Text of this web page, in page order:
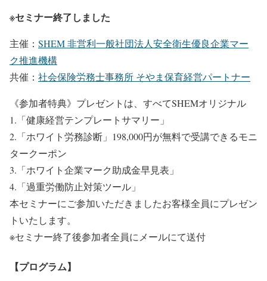
※セミナー終了しました
主催： SHEM 非営利一般社団法人安全衛生優良企業マー
ク推進機構
共催： 社会保険労務士事務所 そやま保育経営パートナー
《参加者特典》プレゼントは、すべてSHEMオリジナル
1.「健康経営テンプレートサマリー」
2.「ホワイト労務診断」198,000円が無料で受講できるモニ
タークーポン
3.「ホワイト企業マーク助成金早見表」
4.「過重労働防止対策ツール」
本セミナーにご参加いただきましたお客様全員にプレゼン
トいたします。
※セミナー終了後参加者全員にメールにて送付
【プログラム】